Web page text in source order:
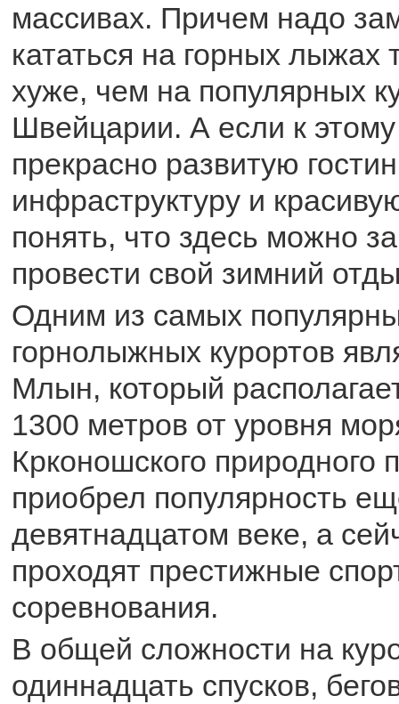
массивах. Причем надо
кататься на горных лыжах
хуже, чем на популярных
Швейцарии. А если к
прекрасно развитую
инфраструктуру и
понять, что здесь можно
провести свой зимний
Одним из самых
горнолыжных курортов
Млын, который
1300 метров от уровня
Крконошского природного
приобрел популярность
девятнадцатом веке, а
проходят престижные
соревнования.
В общей сложности на
одиннадцать спусков,